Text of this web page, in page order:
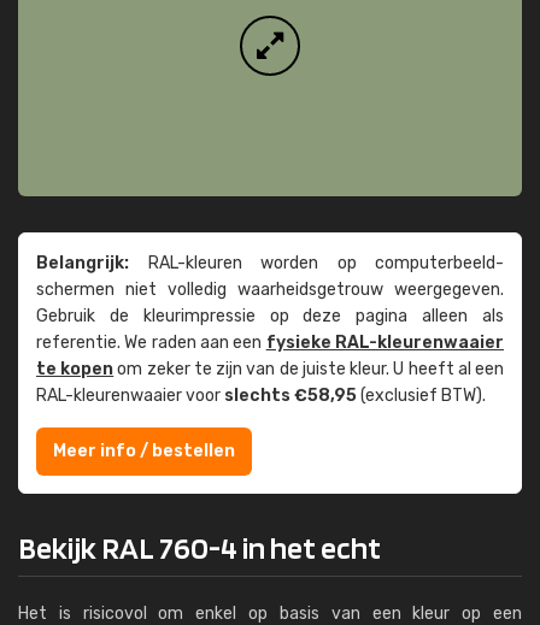
Belangrijk: RAL-kleuren worden op computer­beeld­
schermen niet volledig waarheids­­getrouw weer­gegeven.
Gebruik de kleur­impressie op deze pagina alleen als
referentie. We raden aan een fysieke RAL-kleuren­waaier
te kopenom zeker te zijn van de juiste kleur. U heeft al een
RAL-kleuren­waaier voor slechts €58,95(exclusief BTW).
Meer info / bestellen
Bekijk RAL 760-4 in het echt
Het is risicovol om enkel op basis van een kleur op een